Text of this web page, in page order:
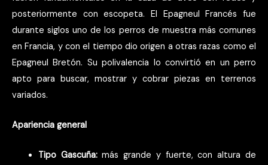
posteriormente con escopeta. El Epagneul Francés fue
durante siglos uno de los perros de muestra más comunes
en Francia, y con el tiempo dio origen a otras razas como el
Epagneul Bretón. Su polivalencia lo convirtió en un perro
apto para buscar, mostrar y cobrar piezas en terrenos
variados.
Apariencia general
Tipo Gascuña:más grande y fuerte, con altura de